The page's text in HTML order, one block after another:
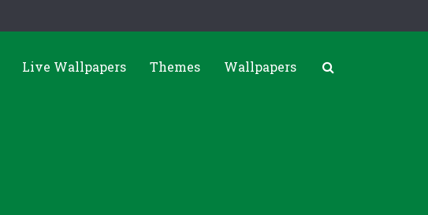
Live Wallpapers Themes Wallpapers